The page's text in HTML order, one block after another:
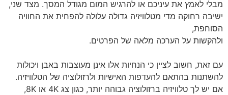
מבלי לאמץ את עיניכם או להרגיש המום מגודל המסך. מצד שני,
ישיבה רחוקה מדי מטלוויזיה גדולה עלולה להפחית את החוויה
הסוחפת,
ולהקשות על הערכה מלאה של הפרטים.
עם זאת, חשוב לציין כי הנחיות אלו אינן מעוצבות באבן ויכולות
להשתנות בהתאם להעדפות האישיות ולרזולוציה של הטלוויזיה.
אם יש לך טלוויזיה ברזולוציה גבוהה יותר, כגון צג 4K או 8K,